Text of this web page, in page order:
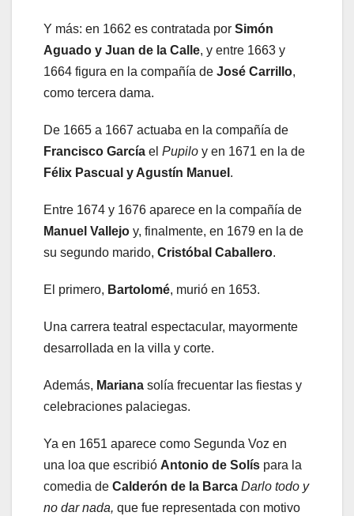
Y más: en 1662 es contratada por Simón
Aguado y Juan de la Calle, y entre 1663 y
1664 figura en la compañía de José Carrillo,
como tercera dama.
De 1665 a 1667 actuaba en la compañía de
Francisco García el Pupilo y en 1671 en la de
Félix Pascual y Agustín Manuel .
Entre 1674 y 1676 aparece en la compañía de
Manuel Vallejo y, finalmente, en 1679 en la de
su segundo marido, Cristóbal Caballero.
El primero, Bartolomé, murió en 1653.
Una carrera teatral espectacular, mayormente
desarrollada en la villa y corte.
Además, Mariana solía frecuentar las fiestas y
celebraciones palaciegas.
Ya en 1651 aparece como Segunda Voz en
una loa que escribió Antonio de Solís para la
comedia de Calderón de la Barca Darlo todo y
no dar nada, que fue representada con motivo